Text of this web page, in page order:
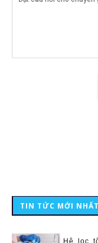
TIN TỨC MỚI NHẤT
Hệ lọc